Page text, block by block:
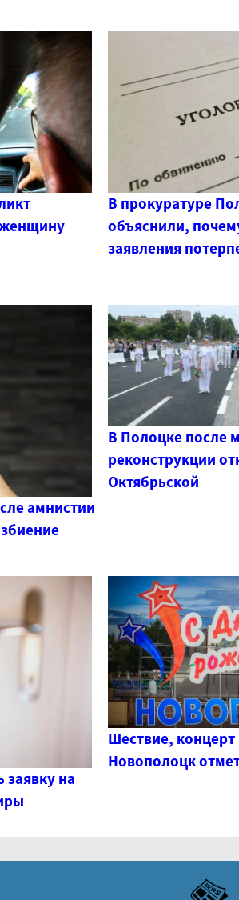
женщину
В прокуратуре
объяснили,
заявления
амнистии
В Полоцке после
реконструкции
Октябрьской
заявку на
Шествие,
Новополоцк